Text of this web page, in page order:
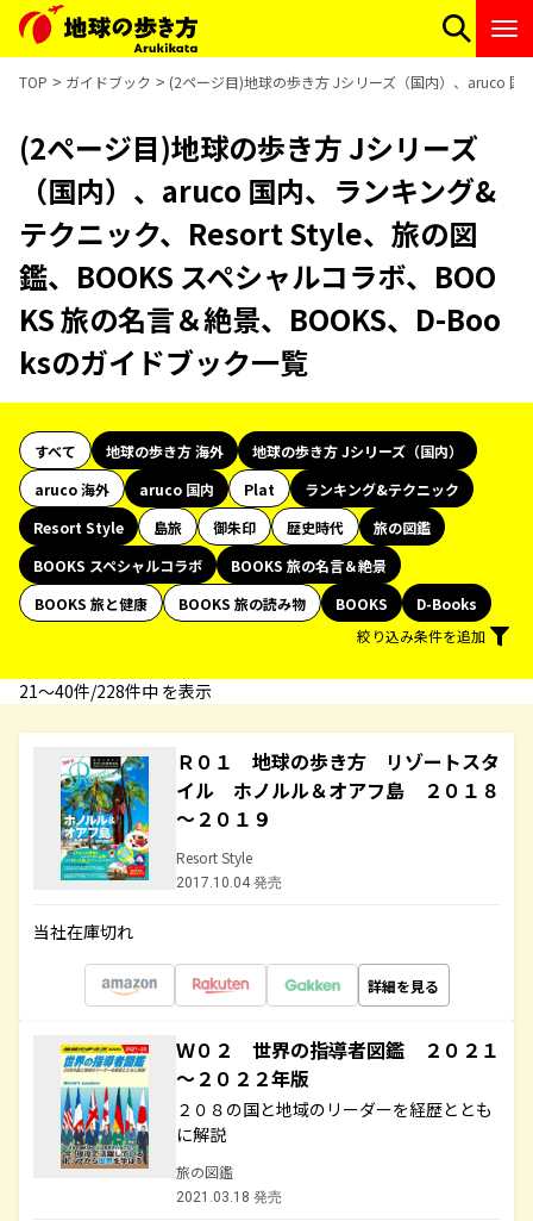
TOP ガイドブック (2ページ目)地球の歩き方 Jシリーズ（国内）、aruco 国
(2ページ目)地球の歩き方 Jシリーズ
（国内）、aruco 国内、ランキング&
テクニック、Resort Style、旅の図
鑑、BOOKS スペシャルコラボ、BOO
KS 旅の名言＆絶景、BOOKS、D-Boo
ksのガイドブック一覧
すべて 地球の歩き方 海外
地球の歩き方 Jシリーズ（国内）
aruco 海外
aruco 国内 Plat
ランキング&テクニック
Resort Style
島旅 御朱印 歴史時代
旅の図鑑
BOOKS スペシャルコラボ
BOOKS 旅の名言＆絶景
BOOKS 旅と健康
BOOKS 旅の読み物 BOOKS
D-Books
絞り込み条件を追加
21〜40件/228件中 を表示
Ｒ０１ 地球の歩き方 リゾートスタ
イル ホノルル＆オアフ島 ２０１８
～２０１９
Resort Style
2017.10.04 発売
当社在庫切れ
詳細を見る
Ｗ０２ 世界の指導者図鑑 ２０２１
～２０２２年版
２０８の国と地域のリーダーを経歴ととも
に解説
旅の図鑑
2021.03.18 発売